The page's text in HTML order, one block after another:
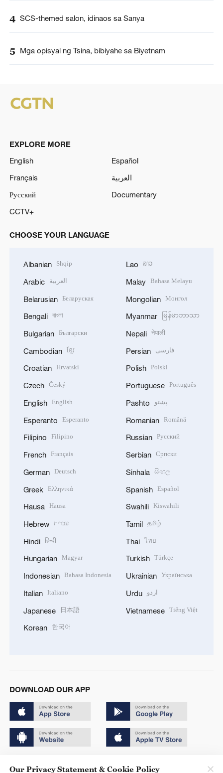
4 SCS-themed salon, idinaos sa Sanya
5 Mga opisyal ng Tsina, bibiyahe sa Biyetnam
EXPLORE MORE
English
Español
Français
العربية
Русский
Documentary
CCTV+
CHOOSE YOUR LANGUAGE
Albanian Shqip
Arabic العربية
Belarusian Беларуская
Bengali বাংলা
Bulgarian Български
Cambodian ខ្មែរ
Croatian Hrvatski
Czech Český
English English
Esperanto Esperanto
Filipino Filipino
French Français
German Deutsch
Greek Ελληνικά
Hausa Hausa
Hebrew עברית
Hindi हिन्दी
Hungarian Magyar
Indonesian Bahasa Indonesia
Italian Italiano
Japanese 日本語
Korean 한국어
Lao ລາວ
Malay Bahasa Melayu
Mongolian Монгол
Myanmar မြန်မာဘာသာ
Nepali नेपाली
Persian فارسی
Polish Polski
Portuguese Português
Pashto پښتو
Romanian Română
Russian Русский
Serbian Српски
Sinhala සිංහල
Spanish Español
Swahili Kiswahili
Tamil தமிழ்
Thai ไทย
Turkish Türkçe
Ukrainian Українська
Urdu اردو
Vietnamese Tiếng Việt
DOWNLOAD OUR APP
Our Privacy Statement & Cookie Policy